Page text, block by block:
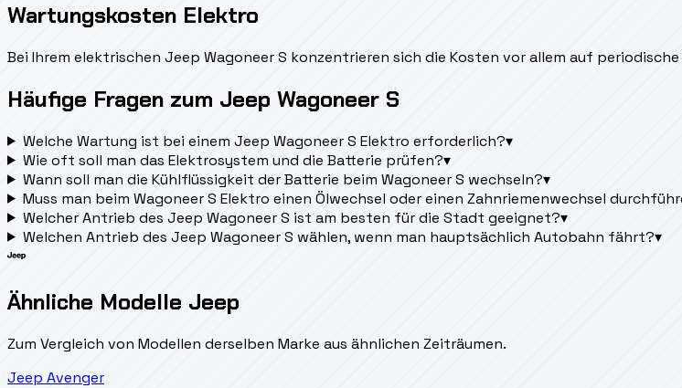
Wartungskosten Elektro
Bei Ihrem elektrischen Jeep Wagoneer S konzentrieren sich die Kosten vor allem auf
Häufige Fragen zum Jeep Wagoneer S
Welche Wartung ist bei einem Jeep Wagoneer S Elektro erforderlich?▾
Wie oft soll man das Elektrosystem und die Batterie prüfen?▾
Wann soll man die Kühlflüssigkeit der Batterie beim Wagoneer S wechseln?▾
Muss man beim Wagoneer S Elektro einen Ölwechsel oder einen Zahnriemenwechsel
Welcher Antrieb des Jeep Wagoneer S ist am besten für die Stadt geeignet?▾
Welchen Antrieb des Jeep Wagoneer S wählen, wenn man hauptsächlich Autobahn fährt?▾
Ähnliche Modelle Jeep
Zum Vergleich von Modellen derselben Marke aus ähnlichen Zeiträumen.
Jeep Avenger